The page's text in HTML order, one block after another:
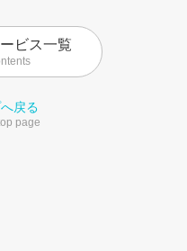
ビス一覧
戻る
page